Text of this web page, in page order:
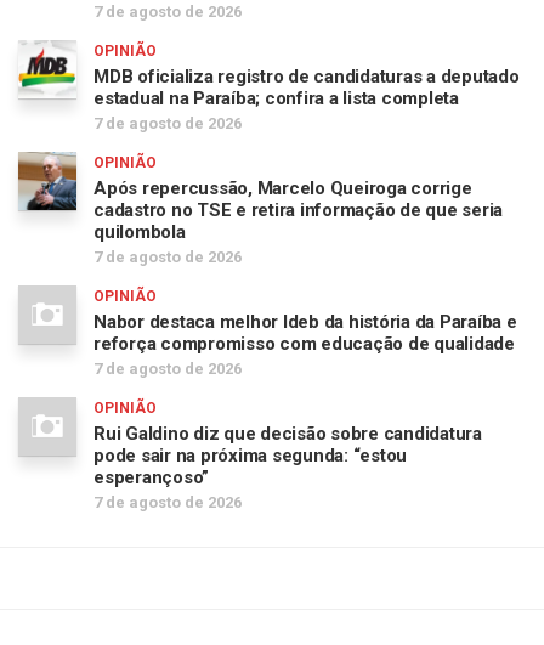
7 de agosto de 2026
OPINIÃO
MDB oficializa registro de candidaturas a deputado
estadual na Paraíba; confira a lista completa
7 de agosto de 2026
OPINIÃO
Após repercussão, Marcelo Queiroga corrige
cadastro no TSE e retira informação de que seria
quilombola
7 de agosto de 2026
OPINIÃO
Nabor destaca melhor Ideb da história da Paraíba e
reforça compromisso com educação de qualidade
7 de agosto de 2026
OPINIÃO
Rui Galdino diz que decisão sobre candidatura
pode sair na próxima segunda: “estou
esperançoso”
7 de agosto de 2026